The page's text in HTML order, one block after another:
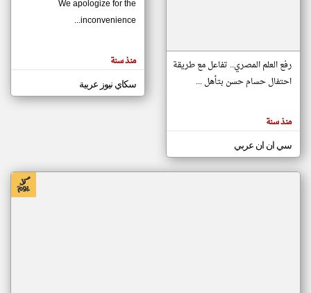
مصادر الأخبار من موريتانيا
اخبار موريتانيا على مدار الساعة
أهم اخبار موريتانيا العاجلة والمباشرة
المقالات
الموجوده
هنا عن
رفع العلم المصري.. تفاعل مع طريقة
احتفال حسام حسن بتأهل ...
منذ سنة
سي ان ان عربي
We apologize for the
inconvenience...
منذ سنة
سكاي نيوز عربية
klyoum.com